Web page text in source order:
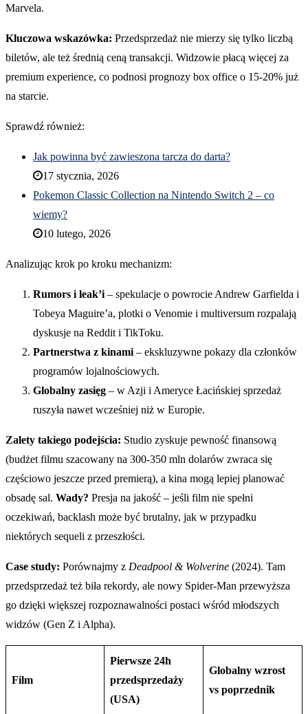
Marvela.
Kluczowa wskazówka: Przedsprzedaż nie mierzy się tylko liczbą
biletów, ale też średnią ceną transakcji. Widzowie płacą więcej za
premium experience, co podnosi prognozy box office o 15-20% już
na starcie.
Sprawdź również:
Jak powinna być zawieszona tarcza do darta?
17 stycznia, 2026
Pokemon Classic Collection na Nintendo Switch 2 – co
wiemy?
10 lutego, 2026
Analizując krok po kroku mechanizm:
Rumors i leak’i – spekulacje o powrocie Andrew Garfielda i
Tobeya Maguire’a, plotki o Venomie i multiversum rozpalają
dyskusje na Reddit i TikToku.
Partnerstwa z kinami – ekskluzywne pokazy dla członków
programów lojalnościowych.
Globalny zasięg – w Azji i Ameryce Łacińskiej sprzedaż
ruszyła nawet wcześniej niż w Europie.
Zalety takiego podejścia: Studio zyskuje pewność finansową
(budżet filmu szacowany na 300-350 mln dolarów zwraca się
częściowo jeszcze przed premierą), a kina mogą lepiej planować
obsadę sal. Wady? Presja na jakość – jeśli film nie spełni
oczekiwań, backlash może być brutalny, jak w przypadku
niektórych sequeli z przeszłości.
Case study: Porównajmy z Deadpool & Wolverine (2024). Tam
przedsprzedaż też biła rekordy, ale nowy Spider-Man przewyższa
go dzięki większej rozpoznawalności postaci wśród młodszych
widzów (Gen Z i Alpha).
Film
Pierwsze 24h
przedsprzedaży
(USA)
Globalny wzrost
vs poprzednik